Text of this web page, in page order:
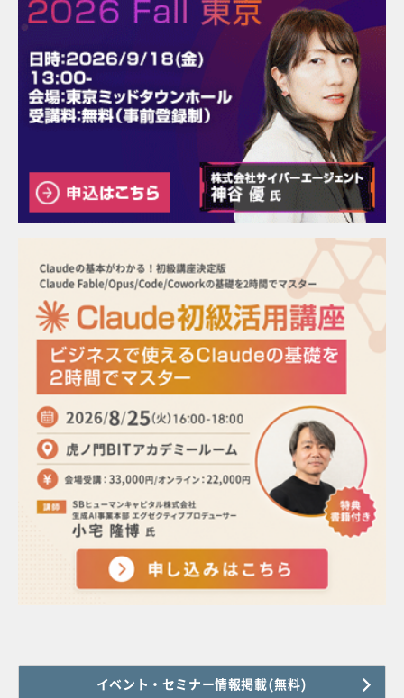
イベント・セミナー情報掲載(無料)